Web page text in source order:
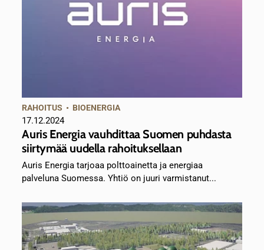
RAHOITUS • BIOENERGIA
17.12.2024
Auris Energia vauhdittaa Suomen puhdasta
siirtymää uudella rahoituksellaan
Auris Energia tarjoaa polttoainetta ja energiaa
palveluna Suomessa. Yhtiö on juuri varmistanut...